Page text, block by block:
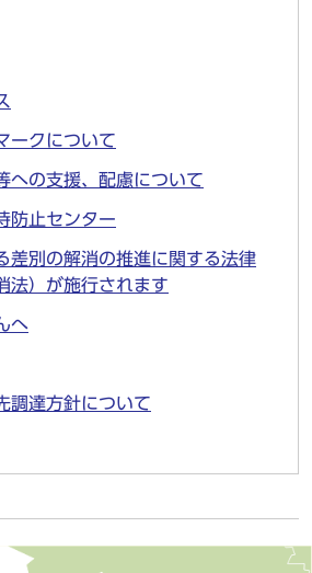
ークについて
への支援、配慮について
防止センター
差別の解消の推進に関する法律
法）が施行されます
へ
調達方針について